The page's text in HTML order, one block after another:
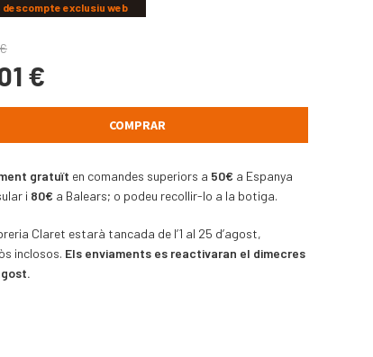
descompte exclusiu web
€
€
COMPRAR
gratuït en comandes superiors a 50€ a Espanya
i 80€ a Balears; o podeu recollir-lo a la botiga.
Claret estarà tancada de l’1 al 25 d’agost,
inclosos. Els enviaments es reactivaran el dimecres